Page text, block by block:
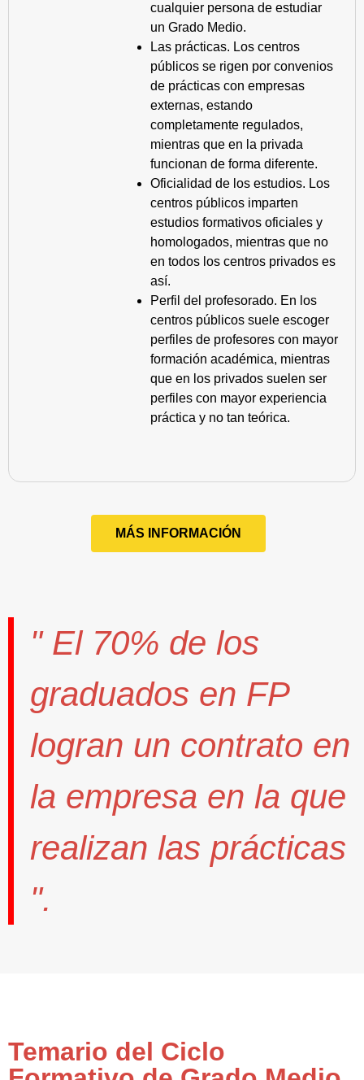
cualquier persona de estudiar
un Grado Medio.
Las prácticas. Los centros
públicos se rigen por convenios
de prácticas con empresas
externas, estando
completamente regulados,
mientras que en la privada
funcionan de forma diferente.
Oficialidad de los estudios. Los
centros públicos imparten
estudios formativos oficiales y
homologados, mientras que no
en todos los centros privados es
así.
Perfil del profesorado. En los
centros públicos suele escoger
perfiles de profesores con mayor
formación académica, mientras
que en los privados suelen ser
perfiles con mayor experiencia
práctica y no tan teórica.
MÁS INFORMACIÓN
" El 70% de los
graduados en FP
logran un contrato en
la empresa en la que
realizan las prácticas
".
Temario del Ciclo